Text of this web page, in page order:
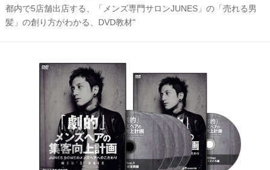
都内で5店舗出店する、「メンズ専門サロンJUNES」の「売れる男
髪」の創り方がわかる、DVD教材"